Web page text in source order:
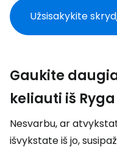
Užsisakykite
Gaukite
keliauti iš
Nesvarbu, ar
išvykstate iš jo,